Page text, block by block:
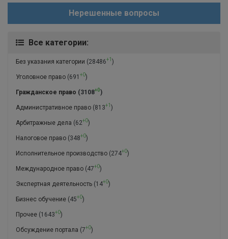
Нерешенные вопросы
Все категории:
Без указания категории (28486+1 )
Уголовное право (691 +0)
Гражданское право (3108+0)
Административное право (813+1 )
Арбитражные дела (62+0)
Налоговое право (348+0)
Исполнительное производство (274+0)
Международное право (47+0)
Экспертная деятельность (14+0)
Бизнес обучение (45+0)
Прочее (1643+0)
Обсуждение портала (7+0)